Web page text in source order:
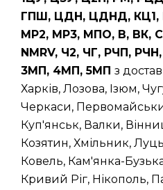
ГПШ, ЦДН, ЦДНД, КЦ1,
МР2, МР3, МПО, В, ВК,
NMRV, Ч2, ЧГ, РЧП,
3МП, 4МП, 5МП з
Харків, Лозова, Ізюм,
Черкаси,
Куп'янськ, Валки,
Козятин, Хмільник,
Ковель, Кам'янка-
Кривий Ріг, Нікополь,